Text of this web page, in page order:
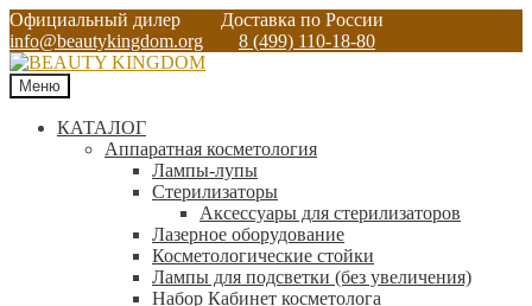
Официальный дилер
Доставка по России
info@beautykingdom.org
8 (499) 110-18-80
Меню
КАТАЛОГ
Аппаратная косметология
Лампы-лупы
Стерилизаторы
Аксессуары для стерилизаторов
Лазерное оборудование
Косметологические стойки
Лампы для подсветки (без увеличения)
Набор Кабинет косметолога